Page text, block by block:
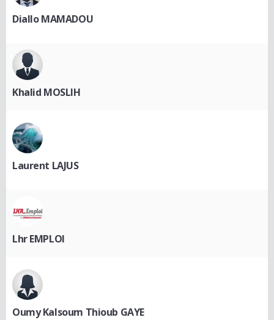
Diallo MAMADOU
Khalid MOSLIH
Laurent LAJUS
Lhr EMPLOI
Oumy Kalsoum Thioub GAYE